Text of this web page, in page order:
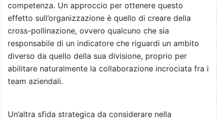
competenza. Un approccio per ottenere questo
effetto sull’organizzazione è quello di creare della
cross-pollinazione, ovvero qualcuno che sia
responsabile di un indicatore che riguardi un ambito
diverso da quello della sua divisione, proprio per
abilitare naturalmente la collaborazione incrociata fra i
team aziendali.
Un’altra sfida strategica da considerare nella